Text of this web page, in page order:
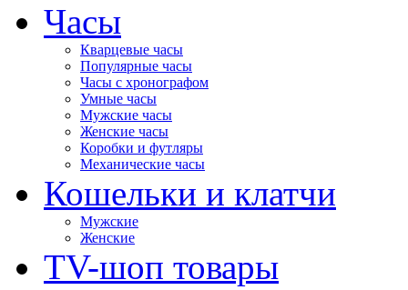
Часы
Кварцевые часы
Популярные часы
Часы с хронографом
Умные часы
Мужские часы
Женские часы
Коробки и футляры
Механические часы
Кошельки и клатчи
Мужские
Женские
TV-шоп товары